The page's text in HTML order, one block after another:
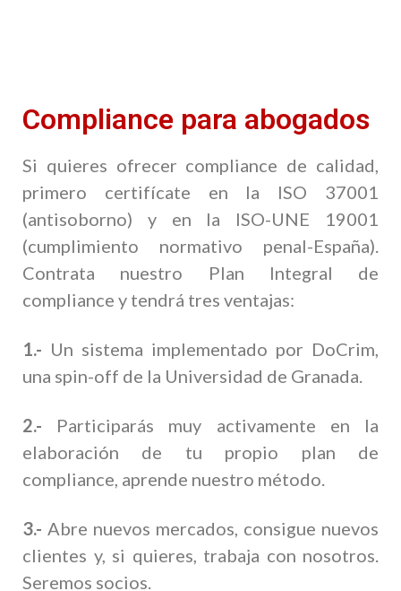
Compliance para abogados
Si quieres ofrecer compliance de calidad,
primero certifícate en la ISO 37001
(antisoborno) y en la ISO-UNE 19001
(cumplimiento normativo penal-España).
Contrata nuestro Plan Integral de
compliance y tendrá tres ventajas:
1.- Un sistema implementado por DoCrim,
una spin-off de la Universidad de Granada.
2.- Participarás muy activamente en la
elaboración de tu propio plan de
compliance, aprende nuestro método.
3.- Abre nuevos mercados, consigue nuevos
clientes y, si quieres, trabaja con nosotros.
Seremos socios.